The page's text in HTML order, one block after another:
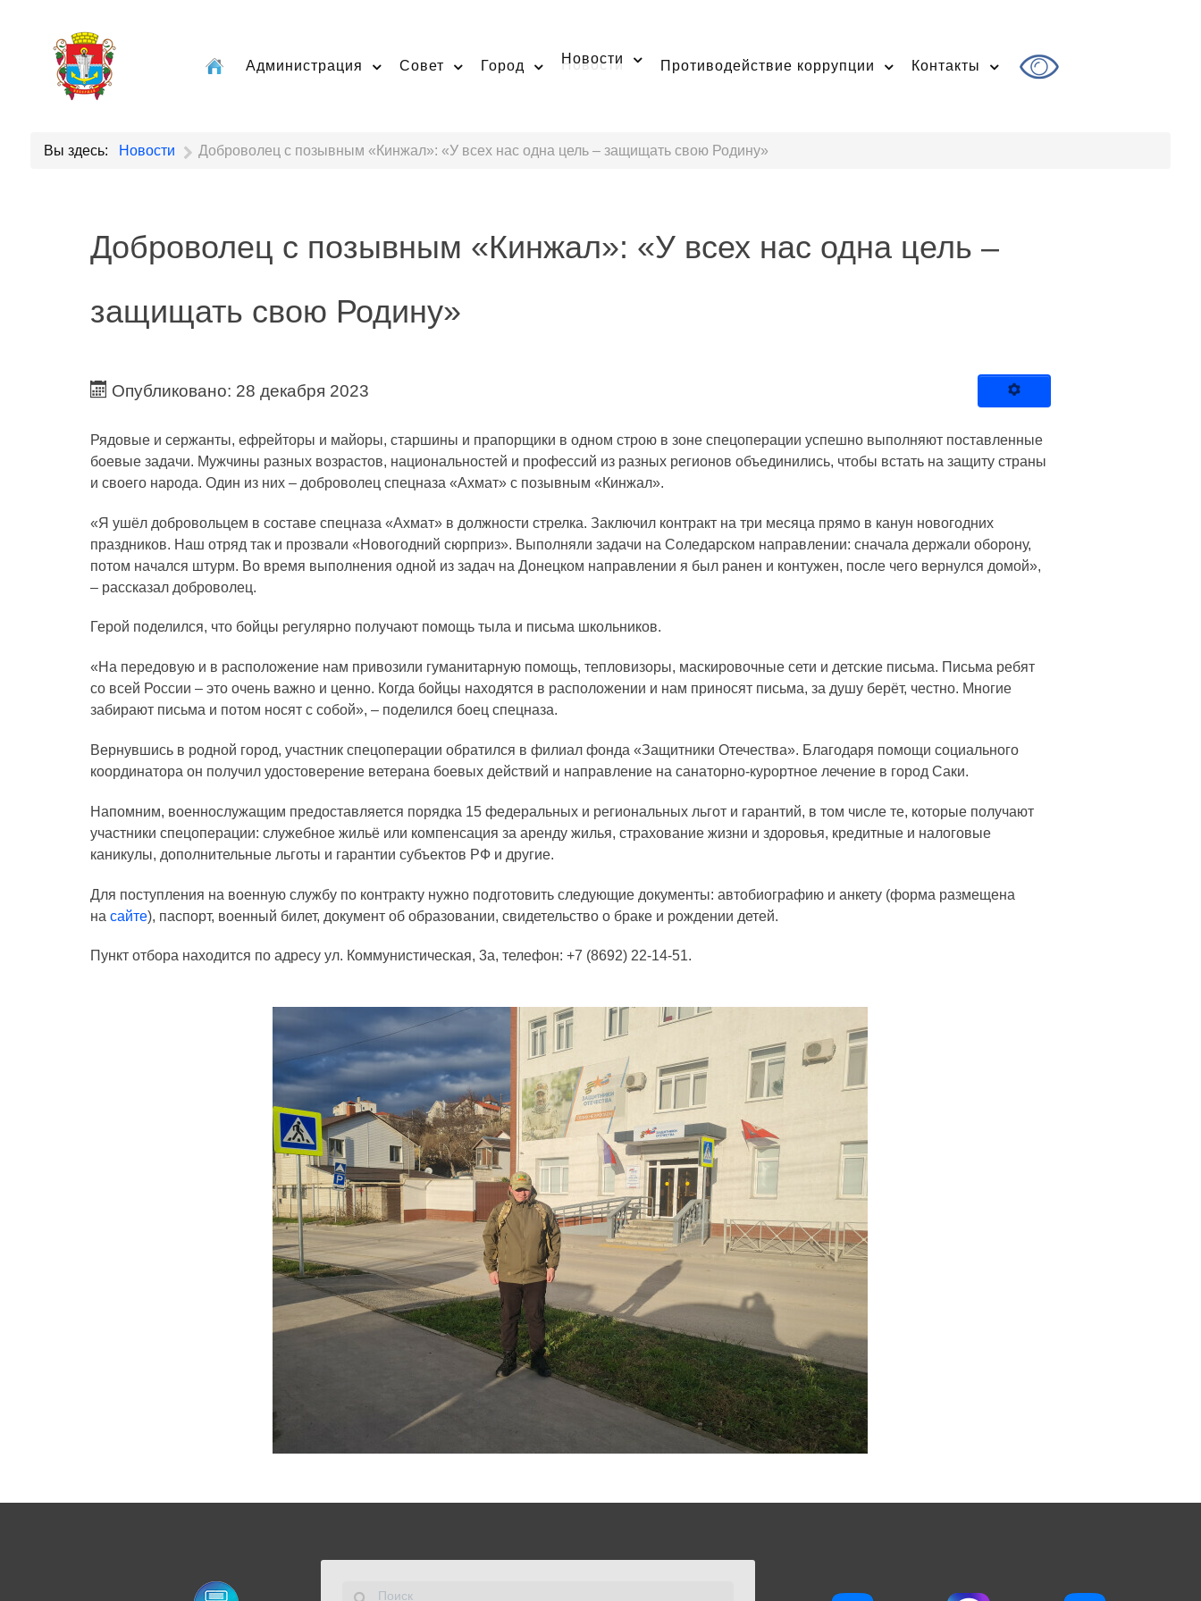
Администрация Совет Город Новости Противодействие коррупции Контакты
Вы здесь: Новости Доброволец с позывным «Кинжал»: «У всех нас одна цель – защищать свою Родину»
Доброволец с позывным «Кинжал»: «У всех нас одна цель –
защищать свою Родину»
Опубликовано: 28 декабря 2023
Рядовые и сержанты, ефрейторы и майоры, старшины и прапорщики в одном строю в зоне спецоперации успешно выполняют поставленные
боевые задачи. Мужчины разных возрастов, национальностей и профессий из разных регионов объединились, чтобы встать на защиту страны
и своего народа. Один из них – доброволец спецназа «Ахмат» с позывным «Кинжал».
«Я ушёл добровольцем в составе спецназа «Ахмат» в должности стрелка. Заключил контракт на три месяца прямо в канун новогодних
праздников. Наш отряд так и прозвали «Новогодний сюрприз». Выполняли задачи на Соледарском направлении: сначала держали оборону,
потом начался штурм. Во время выполнения одной из задач на Донецком направлении я был ранен и контужен, после чего вернулся домой»,
– рассказал доброволец.
Герой поделился, что бойцы регулярно получают помощь тыла и письма школьников.
«На передовую и в расположение нам привозили гуманитарную помощь, тепловизоры, маскировочные сети и детские письма. Письма ребят
со всей России – это очень важно и ценно. Когда бойцы находятся в расположении и нам приносят письма, за душу берёт, честно. Многие
забирают письма и потом носят с собой», – поделился боец спецназа.
Вернувшись в родной город, участник спецоперации обратился в филиал фонда «Защитники Отечества». Благодаря помощи социального
координатора он получил удостоверение ветерана боевых действий и направление на санаторно-курортное лечение в город Саки.
Напомним, военнослужащим предоставляется порядка 15 федеральных и региональных льгот и гарантий, в том числе те, которые получают
участники спецоперации: служебное жильё или компенсация за аренду жилья, страхование жизни и здоровья, кредитные и налоговые
каникулы, дополнительные льготы и гарантии субъектов РФ и другие.
Для поступления на военную службу по контракту нужно подготовить следующие документы: автобиографию и анкету (форма размещена
насайте), паспорт, военный билет, документ об образовании, свидетельство о браке и рождении детей.
Пункт отбора находится по адресу ул. Коммунистическая, 3а, телефон: +7 (8692) 22-14-51.